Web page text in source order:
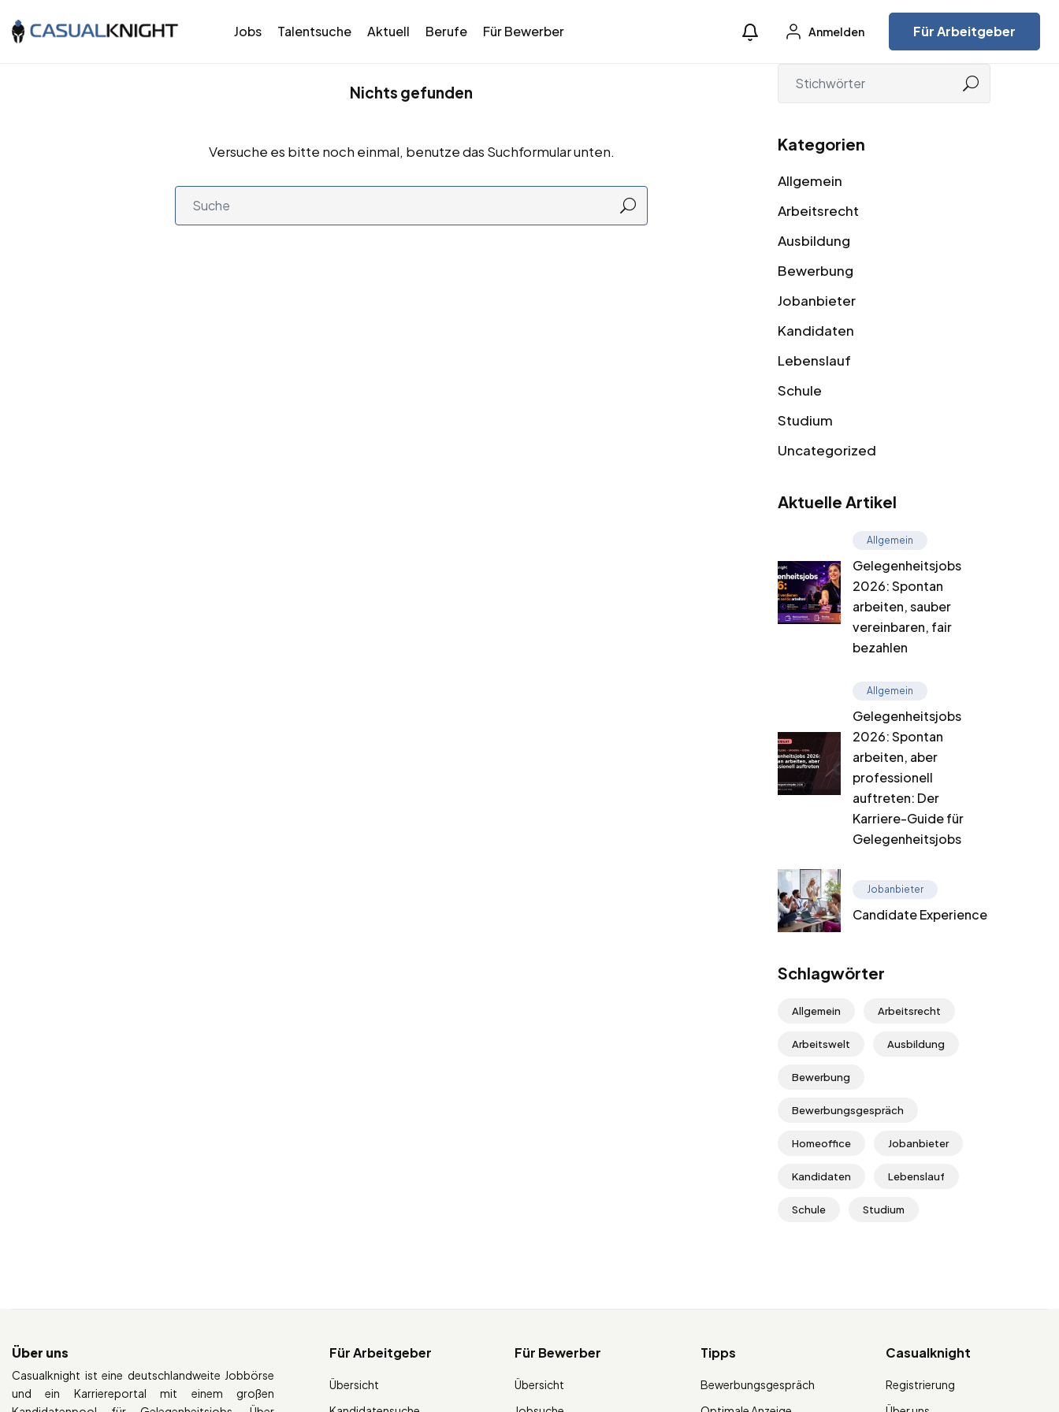
Jobs Talentsuche Aktuell Berufe Für Bewerber Anmelden Für Arbeitgeber
Nichts gefunden
Versuche es bitte noch einmal, benutze das Suchformular unten. Kategorien
Allgemein
Arbeitsrecht
Ausbildung
Bewerbung
Jobanbieter
Kandidaten
Lebenslauf
Schule
Studium
Uncategorized
Aktuelle Artikel
Allgemein
Gelegenheitsjobs
2026: Spontan
arbeiten, sauber
vereinbaren, fair
bezahlen
Allgemein
Gelegenheitsjobs
2026: Spontan
arbeiten, aber
professionell
auftreten: Der
Karriere-Guide für
Gelegenheitsjobs
Jobanbieter
Candidate Experience
Schlagwörter
Allgemein Arbeitsrecht
Arbeitswelt Ausbildung
Bewerbung
Bewerbungsgespräch
Homeoffice Jobanbieter
Kandidaten Lebenslauf
Schule Studium
Über uns
Casualknight ist eine deutschlandweite Jobbörse
und ein Karriereportal mit einem großen
Für Arbeitgeber
Übersicht
Für Bewerber
Übersicht
Tipps
Bewerbungsgespräch
Casualknight
Registrierung